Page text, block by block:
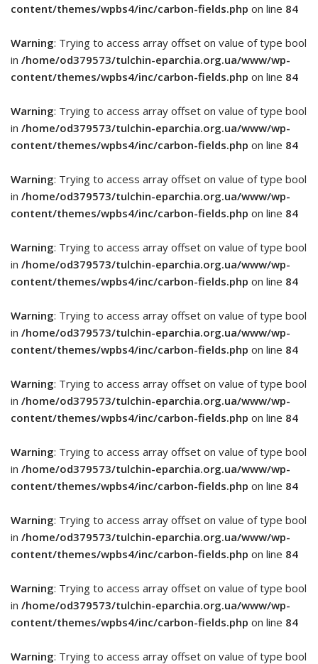
content/themes/wpbs4/inc/carbon-fields.php on line 84
Warning: Trying to access array offset on value of type bool
in /home/od379573/tulchin-eparchia.org.ua/www/wp-
content/themes/wpbs4/inc/carbon-fields.php on line 84
Warning: Trying to access array offset on value of type bool
in /home/od379573/tulchin-eparchia.org.ua/www/wp-
content/themes/wpbs4/inc/carbon-fields.php on line 84
Warning: Trying to access array offset on value of type bool
in /home/od379573/tulchin-eparchia.org.ua/www/wp-
content/themes/wpbs4/inc/carbon-fields.php on line 84
Warning: Trying to access array offset on value of type bool
in /home/od379573/tulchin-eparchia.org.ua/www/wp-
content/themes/wpbs4/inc/carbon-fields.php on line 84
Warning: Trying to access array offset on value of type bool
in /home/od379573/tulchin-eparchia.org.ua/www/wp-
content/themes/wpbs4/inc/carbon-fields.php on line 84
Warning: Trying to access array offset on value of type bool
in /home/od379573/tulchin-eparchia.org.ua/www/wp-
content/themes/wpbs4/inc/carbon-fields.php on line 84
Warning: Trying to access array offset on value of type bool
in /home/od379573/tulchin-eparchia.org.ua/www/wp-
content/themes/wpbs4/inc/carbon-fields.php on line 84
Warning: Trying to access array offset on value of type bool
in /home/od379573/tulchin-eparchia.org.ua/www/wp-
content/themes/wpbs4/inc/carbon-fields.php on line 84
Warning: Trying to access array offset on value of type bool
in /home/od379573/tulchin-eparchia.org.ua/www/wp-
content/themes/wpbs4/inc/carbon-fields.php on line 84
Warning: Trying to access array offset on value of type bool